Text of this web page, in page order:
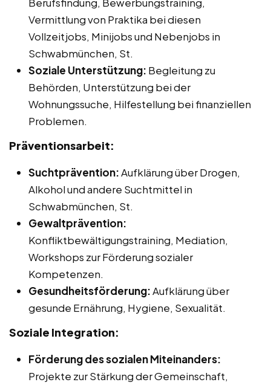
Vermittlung von Praktika bei diesen
Vollzeitjobs, Minijobs und Nebenjobs in
Schwabmünchen, St.
Soziale Unterstützung: Begleitung zu
Behörden, Unterstützung bei der
Wohnungssuche, Hilfestellung bei finanziellen
Problemen.
Präventionsarbeit:
Suchtprävention:Aufklärung über Drogen,
Alkohol und andere Suchtmittel in
Schwabmünchen, St.
Gewaltprävention:
Konfliktbewältigungstraining, Mediation,
Workshops zur Förderung sozialer
Kompetenzen.
Gesundheitsförderung:Aufklärung über
gesunde Ernährung, Hygiene, Sexualität.
Soziale Integration:
Förderung des sozialen Miteinanders:
Projekte zur Stärkung der Gemeinschaft,